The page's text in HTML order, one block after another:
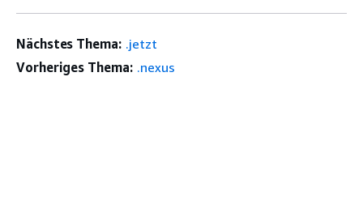
Nächstes Thema: .jetzt
Vorheriges Thema: .nexus